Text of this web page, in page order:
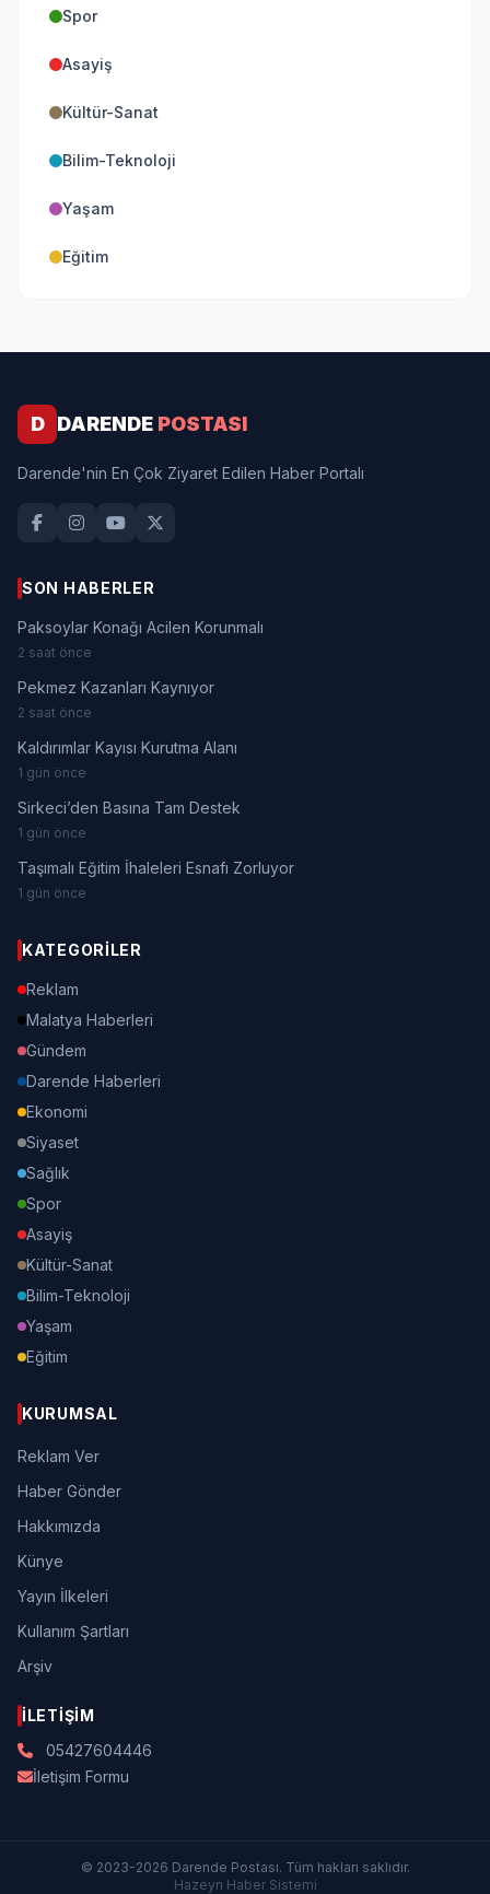
Spor
Asayiş
Kültür-Sanat
Bilim-Teknoloji
Yaşam
Eğitim
D DARENDE POSTASI
Darende'nin En Çok Ziyaret Edilen Haber Portalı
SON HABERLER
Paksoylar Konağı Acilen Korunmalı
2 saat önce
Pekmez Kazanları Kaynıyor
2 saat önce
Kaldırımlar Kayısı Kurutma Alanı
1 gün önce
Sirkeci’den Basına Tam Destek
1 gün önce
Taşımalı Eğitim İhaleleri Esnafı Zorluyor
1 gün önce
KATEGORILER
Reklam
Malatya Haberleri
Gündem
Darende Haberleri
Ekonomi
Siyaset
Sağlık
Spor
Asayiş
Kültür-Sanat
Bilim-Teknoloji
Yaşam
Eğitim
KURUMSAL
Reklam Ver
Haber Gönder
Hakkımızda
Künye
Yayın İlkeleri
Kullanım Şartları
Arşiv
İLETIŞIM
05427604446
İletişim Formu
© 2023-2026 Darende Postası. Tüm hakları saklıdır.
Hazeyn Haber Sistemi